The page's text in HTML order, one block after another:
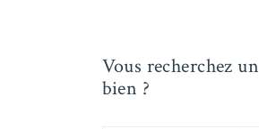
Vous recherchez un
bien ?